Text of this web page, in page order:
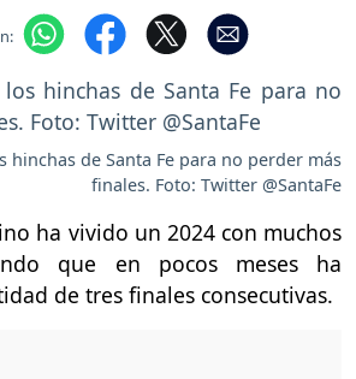
hinchas de Santa Fe para no perder más
finales. Foto: Twitter @SantaFe
ha vivido un 2024 con muchos
que en pocos meses ha
de tres finales consecutivas.